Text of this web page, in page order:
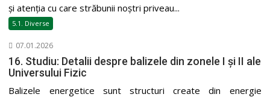
și atenția cu care străbunii noștri priveau...
5.1. Diverse
07.01.2026
16. Studiu: Detalii despre balizele din zonele I și II ale
Universului Fizic
Balizele energetice sunt structuri create din energie